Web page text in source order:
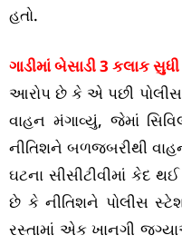
હતો.
ગાડીમાં બેસાડી 3 કલાક સુધી
આરોપ છે કે એ પછી
વાહન મંગાવ્યું, જેમાં
નીતિશને બળજબરીથી
ઘટના સીસીટીવીમાં કેદ
છે કે નીતિશને પોલીસ
રસ્તામાં એક ખાનગી